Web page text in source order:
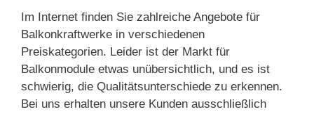
Im Internet finden Sie zahlreiche Angebote für
Balkonkraftwerke in verschiedenen
Preiskategorien. Leider ist der Markt für
Balkonmodule etwas unübersichtlich, und es ist
schwierig, die Qualitätsunterschiede zu erkennen.
Bei uns erhalten unsere Kunden ausschließlich